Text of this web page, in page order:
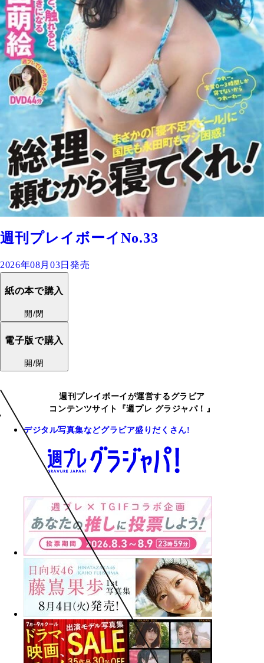
週刊プレイボーイNo.33
2026年08月03日発売
紙の本で購入
開/閉
電子版で購入
開/閉
週刊プレイボーイが運営するグラビア
コンテンツサイト『週プレ グラジャパ！』
デジタル写真集などグラビア盛りだくさん!